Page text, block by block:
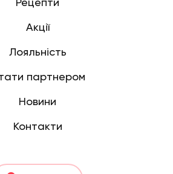
Акції
Лояльність
партнером
Новини
Контакти